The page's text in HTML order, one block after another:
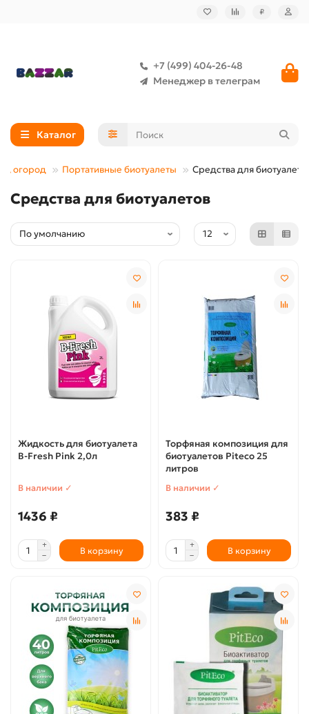
₽
+7 (499) 404-26-48
Менеджер в телеграм
Каталог
огород Портативные биотуалеты Средства для
Средства для биотуалетов
Жидкость для биотуалета
B-Fresh Pink 2,0л
В наличии ✓
1436 ₽
В корзину
Торфяная композиция для
биотуалетов Piteco 25
литров
В наличии ✓
383 ₽
В корзину